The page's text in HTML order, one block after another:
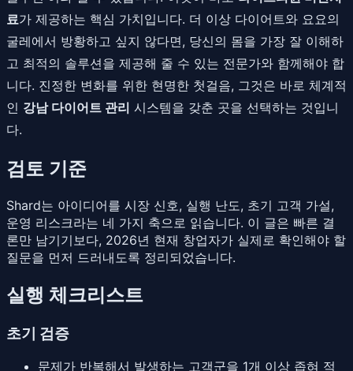
료가 제공하는 핵심 가치입니다. 더 이상 다이어트와 요요의
굴레에서 방황하고 싶지 않다면, 당신의 몸을 가장 잘 이해하
고 최적의 솔루션을 제공해 줄 수 있는 전문가와 함께해야 합
니다. 진정한 변화를 위한 현명한 첫걸음, 그것은 바로 체계적
인 강남 다이어트 관리 시스템을 갖춘 곳을 선택하는 것입니
다.
검토 기준
Shard는 아이디어를 시장 신호, 실행 난도, 초기 고객 가설,
운영 리스크라는 네 가지 축으로 읽습니다. 이 글은 빠른 결
론만 남기기보다, 2026년 현재 창업자가 실제로 확인해야 할
질문을 먼저 드러내도록 정리되었습니다.
실행 체크리스트
초기 검증
문제가 반복해서 발생하는 고객군을 1개 이상 좁혀 적